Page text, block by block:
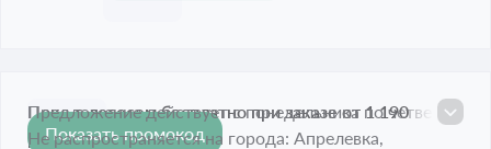
Поке с лососем бесплатно при заказе от 1 190
рублей
Предложение действует с понедельника по четверг.
Не распространяется на города: Апрелевка,
Показать промокод